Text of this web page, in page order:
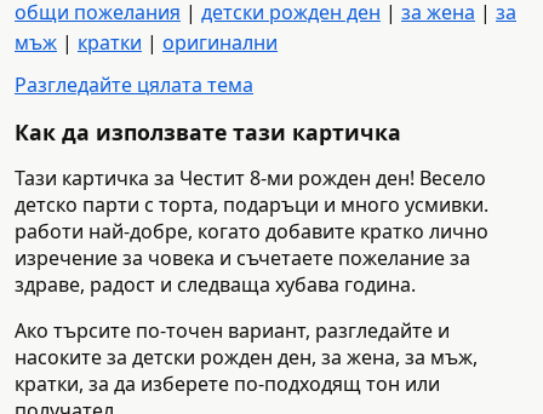
общи пожелания | детски рожден ден | за жена | за
мъж | кратки | оригинални
Разгледайте цялата тема
Как да използвате тази картичка
Тази картичка за Честит 8-ми рожден ден! Весело
детско парти с торта, подаръци и много усмивки.
работи най-добре, когато добавите кратко лично
изречение за човека и съчетаете пожелание за
здраве, радост и следваща хубава година.
Ако търсите по-точен вариант, разгледайте и
насоките за детски рожден ден, за жена, за мъж,
кратки, за да изберете по-подходящ тон или